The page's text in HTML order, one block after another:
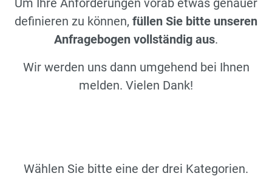
definieren zu können, füllen Sie bitte unseren
Anfragebogen vollständig aus.
Wir werden uns dann umgehend bei Ihnen
melden. Vielen Dank!
Wählen Sie bitte eine der drei Kategorien.